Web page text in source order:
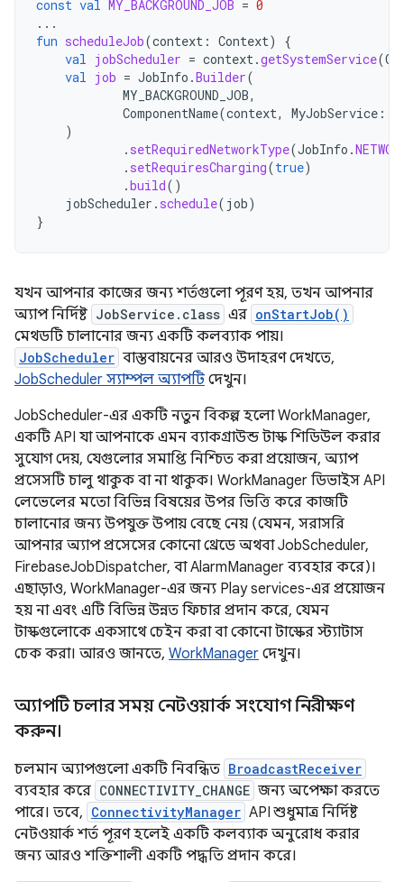
const val MY_BACKGROUND_JOB = 0
...
fun scheduleJob(context : Context)
{
val jobScheduler = context.getSystemService(
val job = JobInfo .Builder(
MY_BACKGROUND_JOB,
ComponentName(context, MyJobService ::
)
. setRequiredNetworkType(JobInfo .
. setRequiresCharging(true)
.build()
jobScheduler . schedule( job)
}
যখন আপনার কাজের জন্য শর্তগুলো পূরণ হয়, তখন আপনার
অ্যাপ নির্দিষ্ট JobService.class এর onStartJob()
মেথডটি চালানোর জন্য একটি কলব্যাক পায়।
JobScheduler বাস্তবায়নের আরও উদাহরণ দেখতে,
JobScheduler স্যাম্পল অ্যাপটি দেখুন।
JobScheduler-এর একটি নতুন বিকল্প হলো WorkManager,
একটি API যা আপনাকে এমন ব্যাকগ্রাউন্ড টাস্ক শিডিউল করার
সুযোগ দেয়, যেগুলোর সমাপ্তি নিশ্চিত করা প্রয়োজন, অ্যাপ
প্রসেসটি চালু থাকুক বা না থাকুক। WorkManager ডিভাইস API
লেভেলের মতো বিভিন্ন বিষয়ের উপর ভিত্তি করে কাজটি
চালানোর জন্য উপযুক্ত উপায় বেছে নেয় (যেমন, সরাসরি
আপনার অ্যাপ প্রসেসের কোনো থ্রেডে অথবা JobScheduler,
FirebaseJobDispatcher, বা AlarmManager ব্যবহার করে)।
এছাড়াও, WorkManager-এর জন্য Play services-এর প্রয়োজন
হয় না এবং এটি বিভিন্ন উন্নত ফিচার প্রদান করে, যেমন
টাস্কগুলোকে একসাথে চেইন করা বা কোনো টাস্কের স্ট্যাটাস
চেক করা। আরও জানতে, WorkManager দেখুন।
অ্যাপটি চলার সময় নেটওয়ার্ক সংযোগ নিরীক্ষণ
করুন।
চলমান অ্যাপগুলো একটি নিবন্ধিত BroadcastReceiver
ব্যবহার করে CONNECTIVITY_CHANGE জন্য অপেক্ষা করতে
পারে। তবে, ConnectivityManager API শুধুমাত্র নির্দিষ্ট
নেটওয়ার্ক শর্ত পূরণ হলেই একটি কলব্যাক অনুরোধ করার
জন্য আরও শক্তিশালী একটি পদ্ধতি প্রদান করে।